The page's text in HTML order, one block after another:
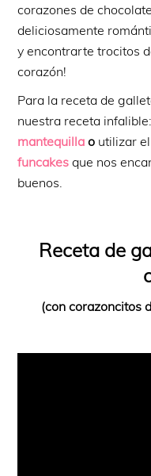
corazones de
deliciosamente
y encontrarte trocitos
corazón!
Para la receta de
nuestra receta infalible:
mantequilla o utilizar el
funcakes que nos
buenos.
Receta de
(con corazoncitos